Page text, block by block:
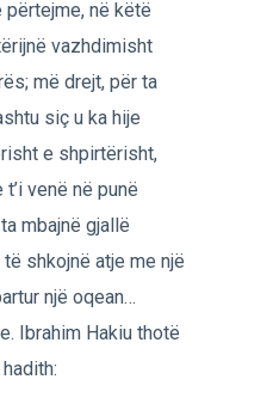
në këtë
vazhdimisht
më drejt, për ta
siç u ka hije
e shpirtërisht,
venë në punë
mbajnë gjallë
shkojnë atje me një
një oqean…
Ibrahim Hakiu thotë